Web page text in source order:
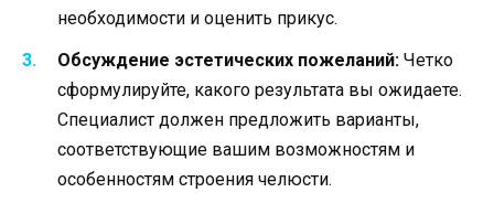
необходимости и оценить прикус.
Обсуждение эстетических пожеланий: Четко
сформулируйте, какого результата вы ожидаете.
Специалист должен предложить варианты,
соответствующие вашим возможностям и
особенностям строения челюсти.